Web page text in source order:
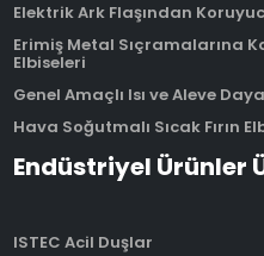
Elektrik Ark Flaşından
Erimiş Metal Sıçramalarına
Elbiseleri
Genel Amaçlı Isı ve Aleve
Hava Soğutmalı Sıcak Fırın
Endüstriyel Ürünler
ISTEC Acil Duşlar